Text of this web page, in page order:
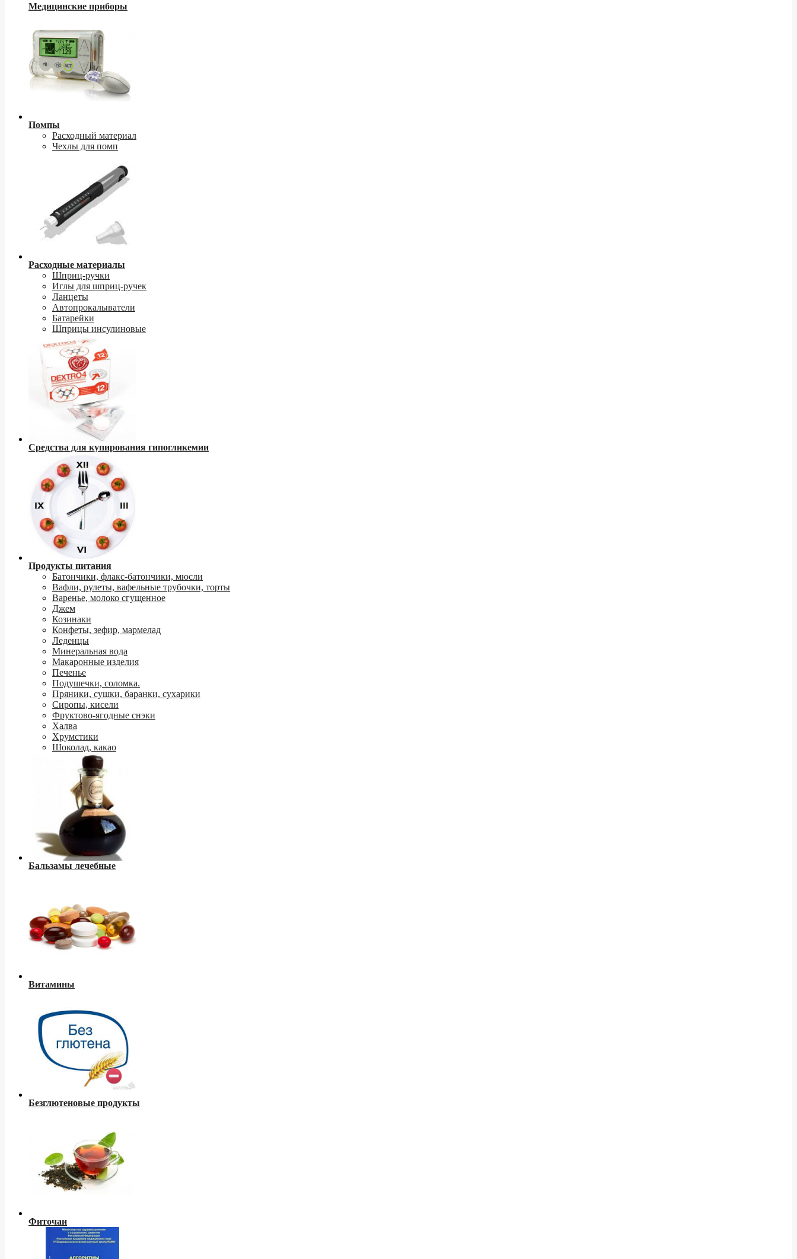
Медицинские приборы
Помпы
Расходный материал
Чехлы для помп
Расходные материалы
Шприц-ручки
Иглы для шприц-ручек
Ланцеты
Автопрокалыватели
Батарейки
Шприцы инсулиновые
Средства для купирования гипогликемии
Продукты питания
Батончики, флакс-батончики, мюсли
Вафли, рулеты, вафельные трубочки, торты
Варенье, молоко сгущенное
Джем
Козинаки
Конфеты, зефир, мармелад
Леденцы
Минеральная вода
Макаронные изделия
Печенье
Подушечки, соломка.
Пряники, сушки, баранки, сухарики
Сиропы, кисели
Фруктово-ягодные снэки
Халва
Хрумстики
Шоколад, какао
Бальзамы лечебные
Витамины
Безглютеновые продукты
Фиточаи